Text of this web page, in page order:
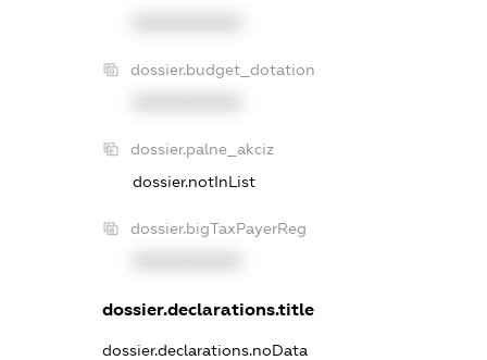
dossier.budget_dotation
dossier.palne_akciz
dossier.notInList
dossier.bigTaxPayerReg
dossier.declarations.title
dossier.declarations.noData